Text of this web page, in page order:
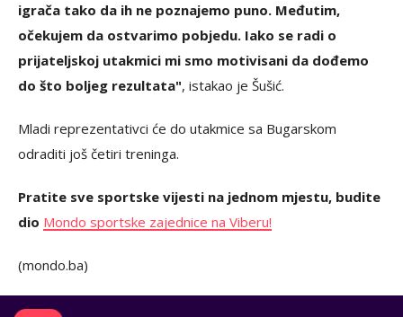
igrača tako da ih ne poznajemo puno. Međutim,
očekujem da ostvarimo pobjedu. Iako se radi o
prijateljskoj utakmici mi smo motivisani da dođemo
do što boljeg rezultata", istakao je Šušić.
Mladi reprezentativci će do utakmice sa Bugarskom
odraditi još četiri treninga.
Pratite sve sportske vijesti na jednom mjestu, budite
dio Mondo sportske zajednice na Viberu!
(mondo.ba)